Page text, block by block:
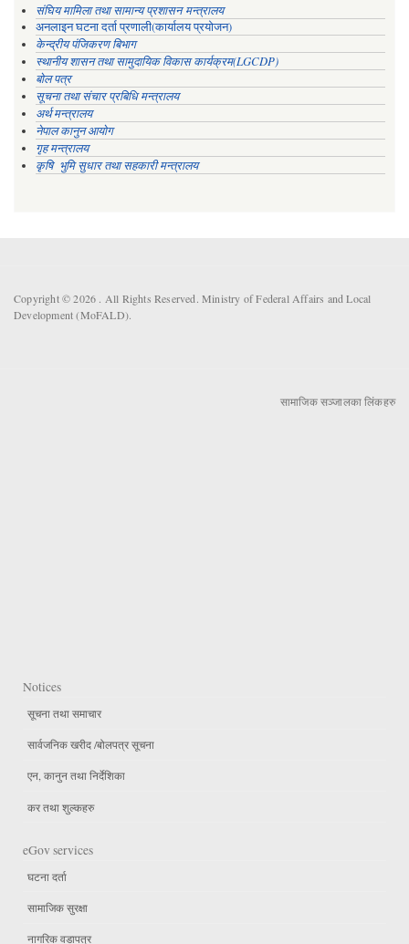
संघिय मामिला तथा सामान्य प्रशासन मन्त्रालय
अनलाइन घटना दर्ता प्रणाली(कार्यालय प्रयोजन)
केन्द्रीय पंजिकरण बिभाग
स्थानीय शासन तथा सामुदायिक विकास कार्यक्रम(LGCDP)
बोल पत्र
सूचना तथा संचार प्रबिधि मन्त्रालय
अर्थ मन्त्रालय
नेपाल कानुन आयोग
गृह मन्त्रालय
कृषि भुमि सुधार तथा सहकारी मन्त्रालय
Copyright © 2026 . All Rights Reserved. Ministry of Federal Affairs and Local
Development (MoFALD).
सामाजिक सञ्जालका लिंकहरु
Notices
सूचना तथा समाचार
सार्वजनिक खरीद /बोलपत्र सूचना
एन, कानुन तथा निर्देशिका
कर तथा शुल्कहरु
eGov services
घटना दर्ता
सामाजिक सुरक्षा
नागरिक वडापत्र